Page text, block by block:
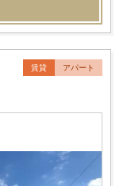
賃貸 アパート